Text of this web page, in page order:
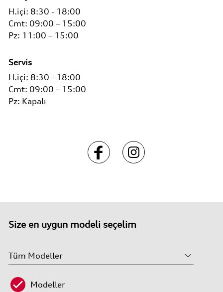
H.içi: 8:30 - 18:00
Cmt: 09:00 – 15:00
Pz: 11:00 – 15:00
Servis
H.içi: 8:30 - 18:00
Cmt: 09:00 – 15:00
Pz: Kapalı
Size en uygun modeli seçelim
Modeller